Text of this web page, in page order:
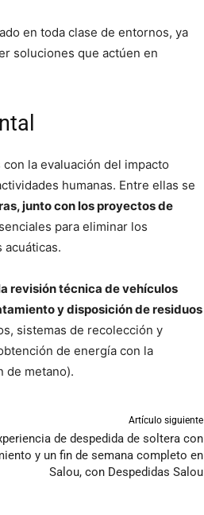
en toda clase de entornos, ya
soluciones que actúen en
la evaluación del impacto
humanas. Entre ellas se
junto con los proyectos de
para eliminar los
acuáticas.
revisión técnica de vehículos
y disposición de residuos
sistemas de recolección y
de energía con la
de metano).
Artículo siguiente
de despedida de soltera con
y un fin de semana completo en
Salou, con Despedidas Salou